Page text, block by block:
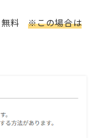
無料※この場合は